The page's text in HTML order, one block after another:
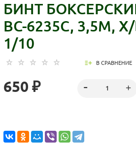
БИНТ
BC-6235C, 3,5М,
1/10
В СРАВНЕНИЕ
650 ₽